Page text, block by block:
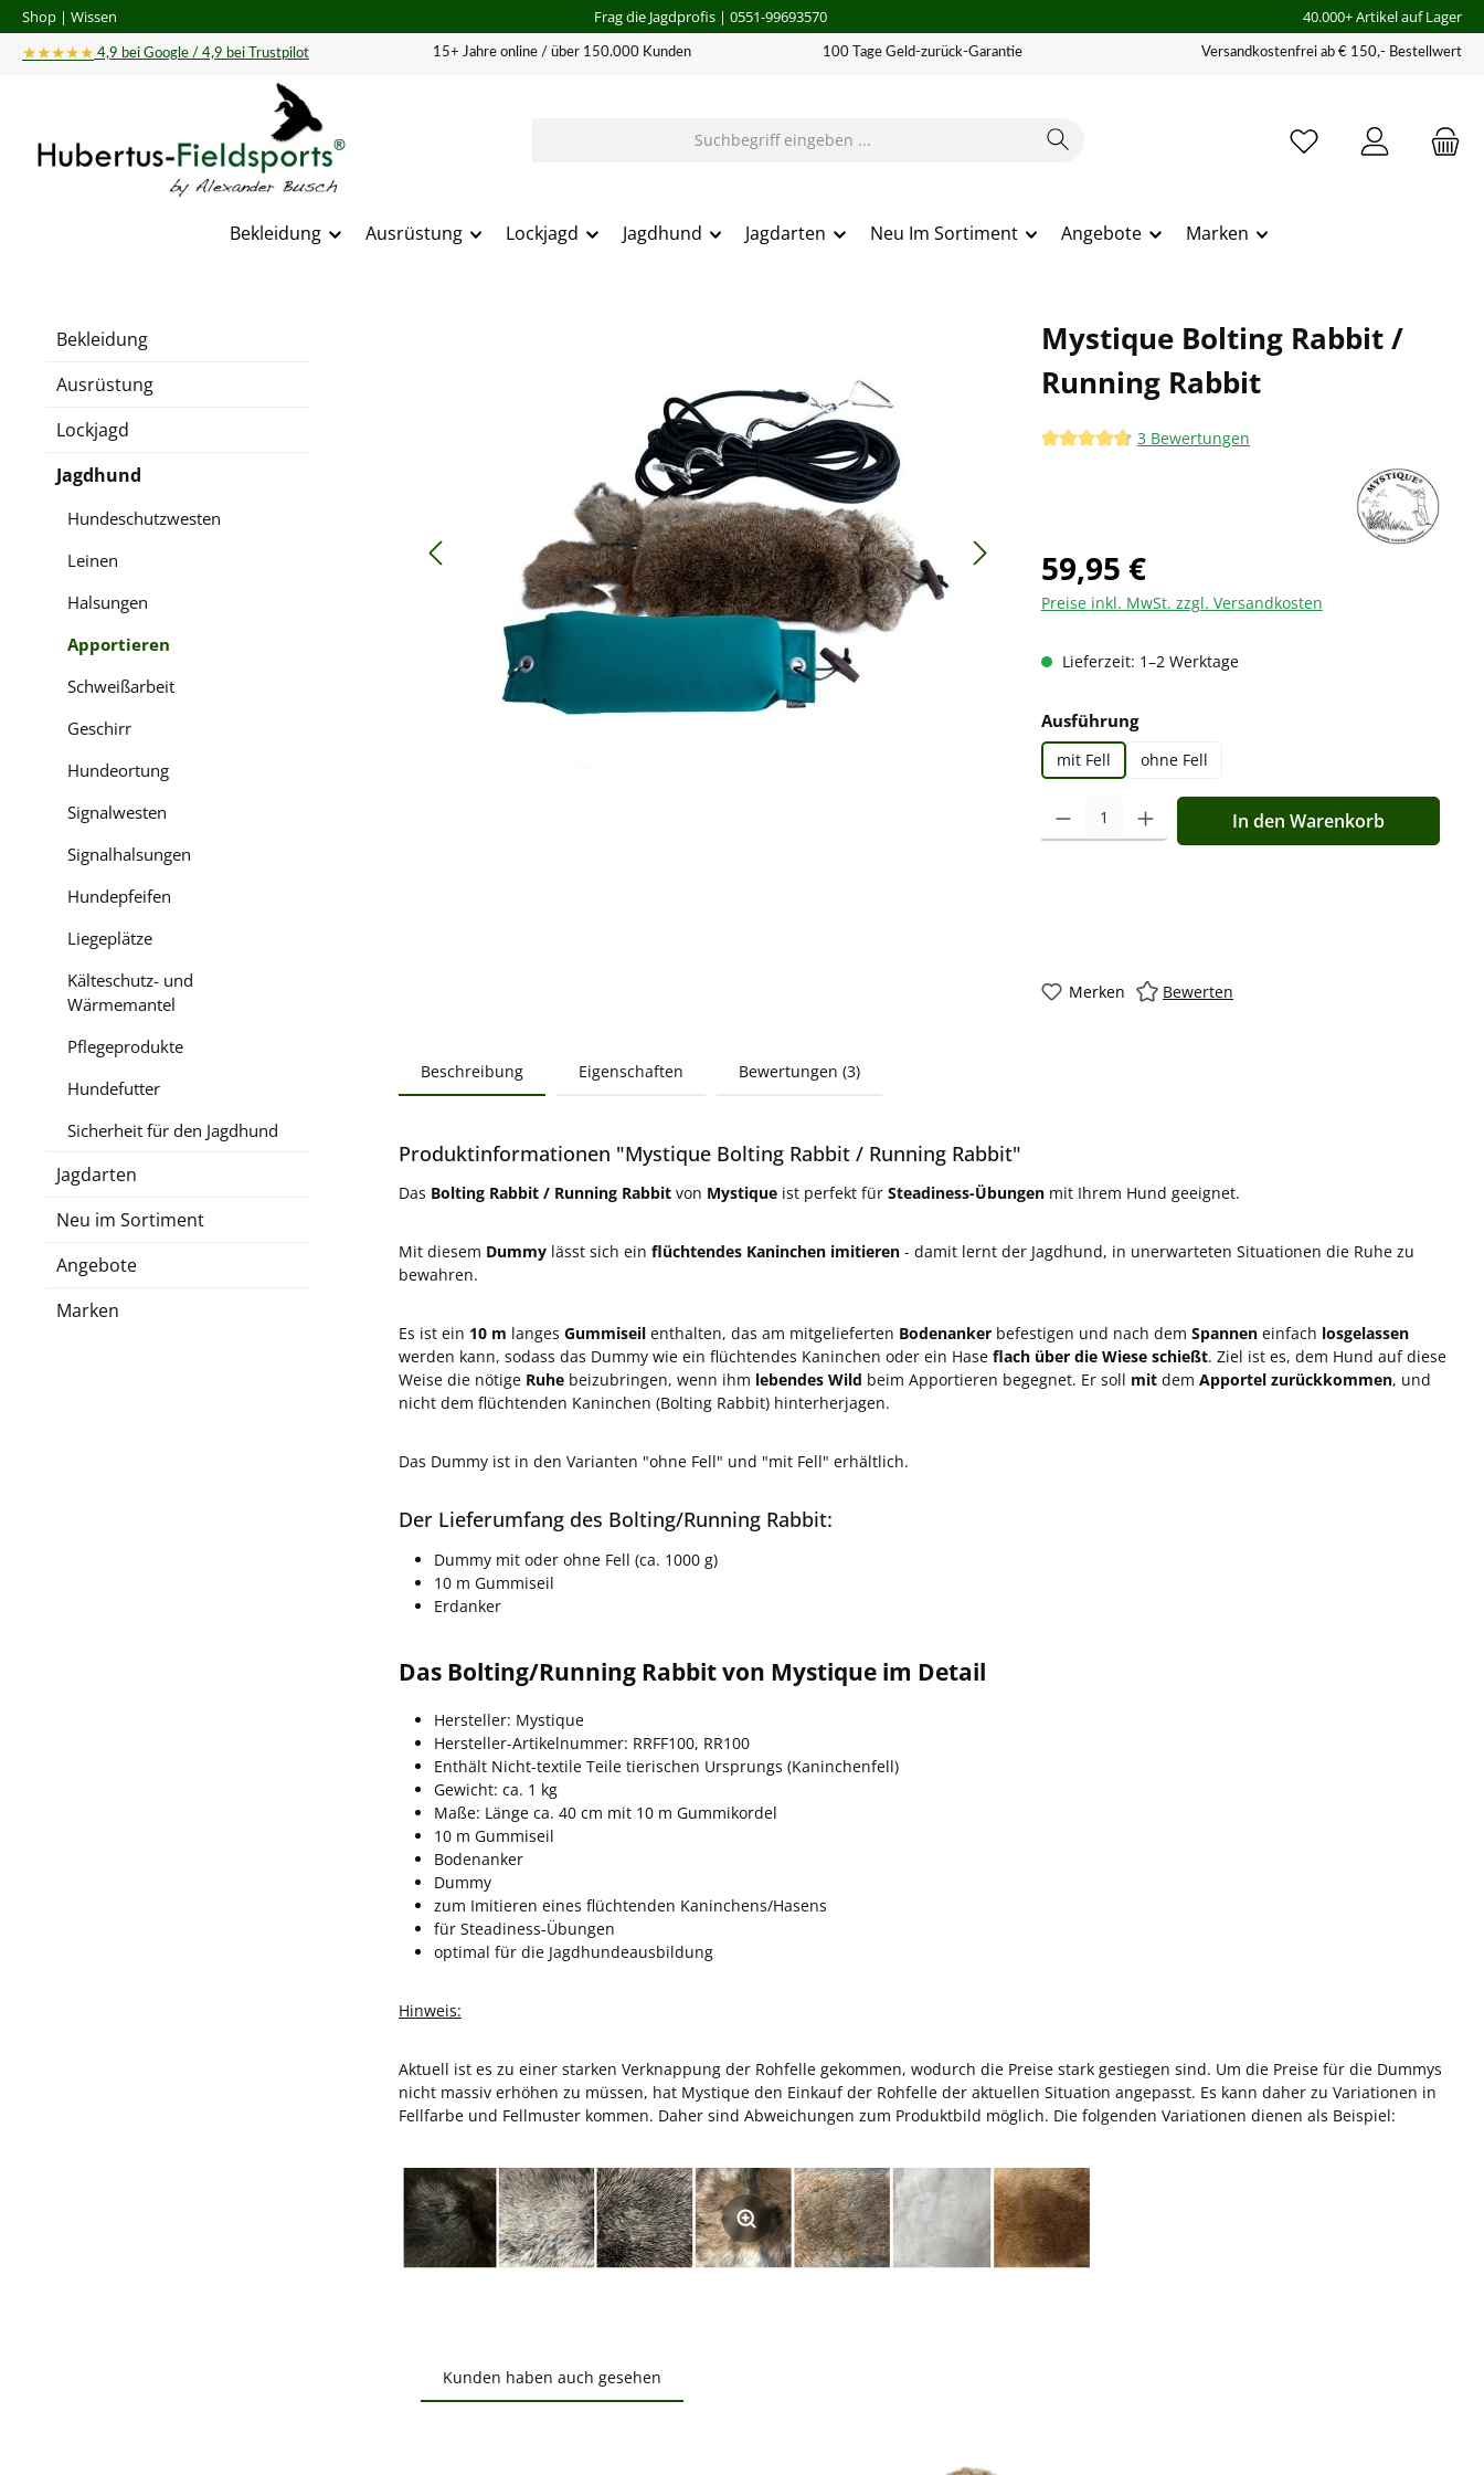
Hauptinhalt springen
Zur Suche springen
Zur Hauptnavigation springen
Shop | Wissen Frag die Jagdprofis| 0551-99693570 40.000+ Artikel auf Lager
★★★★★ 4,9 bei Google / 4,9 bei Trustpilot 15+ Jahre online / über 150.000 Kunden 100 Tage Geld-zurück-Garantie Versandkostenfrei ab € 150,- Bestellwert
Bekleidung Ausrüstung Lockjagd Jagdhund Jagdarten Neu Im Sortiment Angebote Marken
Bekleidung
Ausrüstung
Lockjagd
Jagdhund
Hundeschutzwesten
Leinen
Halsungen
Apportieren
Schweißarbeit
Geschirr
Hundeortung
Signalwesten
Signalhalsungen
Hundepfeifen
Liegeplätze
Kälteschutz- und
Wärmemantel
Pflegeprodukte
Hundefutter
Sicherheit für den Jagdhund
Jagdarten
Neu im Sortiment
Angebote
Marken
Mystique Bolting Rabbit /
Running Rabbit
Durchschnittliche Bewertung von 4.83 von 5 Sternen
3 Bewertungen
59,95 €
Preise inkl. MwSt. zzgl. Versandkosten
Lieferzeit: 1–2 Werktage
Ausführungauswählen
mit Fell ohne Fell
Produkt Anzahl: Gib den gewünschten Wert ein oder
In den Warenkorb
Merken Bewerten
Beschreibung Eigenschaften Bewertungen (3)
Produktinformationen "Mystique Bolting Rabbit / Running Rabbit"
Das Bolting Rabbit / Running Rabbit von Mystique ist perfekt für Steadiness-Übungen mit Ihrem Hund geeignet.
Mit diesem Dummy lässt sich ein flüchtendes Kaninchen imitieren - damit lernt der Jagdhund, in unerwarteten Situationen die Ruhe zu
bewahren.
Es ist ein 10 m langes Gummiseil enthalten, das am mitgelieferten Bodenanker befestigen und nach dem Spannen einfach losgelassen
werden kann, sodass das Dummy wie ein flüchtendes Kaninchen oder ein Hase flach über die Wiese schießt. Ziel ist es, dem Hund auf diese
Weise die nötige Ruhe beizubringen, wenn ihm lebendes Wild beim Apportieren begegnet. Er soll mit dem Apportel zurückkommen, und
nicht dem flüchtenden Kaninchen (Bolting Rabbit) hinterherjagen.
Das Dummy ist in den Varianten "ohne Fell" und "mit Fell" erhältlich.
Der Lieferumfang des Bolting/Running Rabbit:
Dummy mit oder ohne Fell (ca. 1000 g)
10 m Gummiseil
Erdanker
Das Bolting/Running Rabbit von Mystique im Detail
Hersteller: Mystique
Hersteller-Artikelnummer: RRFF100, RR100
Enthält Nicht-textile Teile tierischen Ursprungs (Kaninchenfell)
Gewicht: ca. 1 kg
Maße: Länge ca. 40 cm mit 10 m Gummikordel
10 m Gummiseil
Bodenanker
Dummy
zum Imitieren eines flüchtenden Kaninchens/Hasens
für Steadiness-Übungen
optimal für die Jagdhundeausbildung
Hinweis:
Aktuell ist es zu einer starken Verknappung der Rohfelle gekommen, wodurch die Preise stark gestiegen sind. Um die Preise für die Dummys
nicht massiv erhöhen zu müssen, hat Mystique den Einkauf der Rohfelle der aktuellen Situation angepasst. Es kann daher zu Variationen in
Fellfarbe und Fellmuster kommen. Daher sind Abweichungen zum Produktbild möglich. Die folgenden Variationen dienen als Beispiel:
Kunden haben auch gesehen